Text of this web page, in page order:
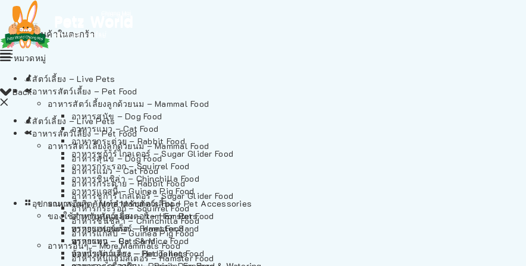
ไม่มีสินค้าในตะกร้า
Back
สัตว์เลี้ยง – Live Pets
อาหารสัตว์เลี้ยง – Pet Food
อาหารสัตว์เลี้ยงลูกด้วยนม – Mammal Food
อาหารสุนัข – Dog Food
อาหารแมว – Cat Food
อาหารกระต่าย – Rabbit Food
อาหารชูก้าร์ไกลเดอร์ – Sugar Glider Food
อาหารกระรอก – Squirrel Food
อาหารชินชิล่า – Chinchilla Food
อาหารแกสบี้ – Guinea Pig Food
อาหารอื่นๆ – More Mammals Food
อาหารหนูแฮมสเตอร์ – Hamster Food
หมวดหมู่
สัตว์เลี้ยง – Live Pets
อาหารสัตว์เลี้ยง – Pet Food
อาหารสัตว์เลี้ยงลูกด้วยนม – Mammal Food
อาหารสุนัข – Dog Food
อาหารแมว – Cat Food
อาหารกระต่าย – Rabbit Food
อาหารชูก้าร์ไกลเดอร์ – Sugar Glider Food
อาหารกระรอก – Squirrel Food
อาหารชินชิล่า – Chinchilla Food
อาหารแกสบี้ – Guinea Pig Food
อาหารอื่นๆ – More Mammals Food
อาหารหนูแฮมสเตอร์ – Hamster Food
อาหารเฟอร์เร็ต – Ferret Food
อาหารหนู – Rats & Mice Food
อาหารเม่นแคระ – Hedgehog Food
อุปกรณและผลิตภัณฑ์สำหรับสัตว์เลี้ยง – Pet Accessories
ของใช้สำหรับสัตว์เลี้ยง – Item For Pets
ทรายแฮมสเตอร์ – Hamster Sand
ทรายแมว – Cat Sand
ห้องน้ำสัตว์เลี้ยง – Pet Toilets